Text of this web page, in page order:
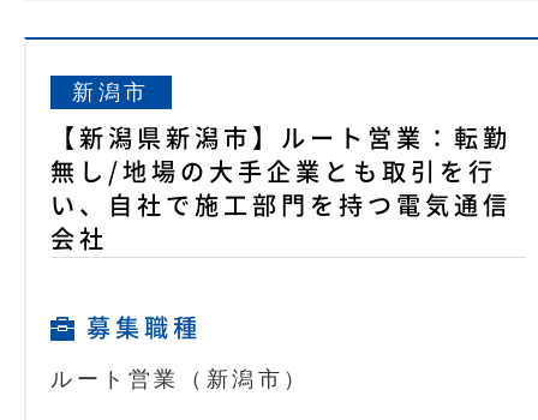
新潟市
【新潟県新潟市】ルート営業：転勤
無し/地場の大手企業とも取引を行
い、自社で施工部門を持つ電気通信
会社
募集職種
ルート営業（新潟市）